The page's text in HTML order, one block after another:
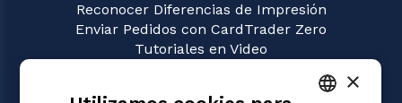
Reconocer Diferencias de Impresión
Enviar Pedidos con CardTrader Zero
Tutoriales en Video
×